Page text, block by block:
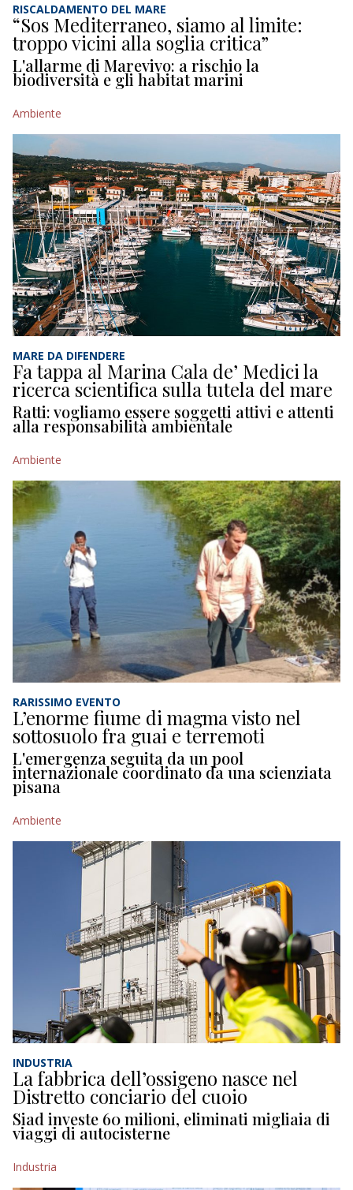
RISCALDAMENTO DEL MARE
“Sos Mediterraneo, siamo al limite:
troppo vicini alla soglia critica”
L'allarme di Marevivo: a rischio la
biodiversità e gli habitat marini
Ambiente
MARE DA DIFENDERE
Fa tappa al Marina Cala de’ Medici la
ricerca scientifica sulla tutela del mare
Ratti: vogliamo essere soggetti attivi e attenti
alla responsabilità ambientale
Ambiente
RARISSIMO EVENTO
L’enorme fiume di magma visto nel
sottosuolo fra guai e terremoti
L'emergenza seguita da un pool
internazionale coordinato da una scienziata
pisana
Ambiente
INDUSTRIA
La fabbrica dell’ossigeno nasce nel
Distretto conciario del cuoio
Siad investe 60 milioni, eliminati migliaia di
viaggi di autocisterne
Industria